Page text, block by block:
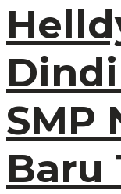
SMP
Baru